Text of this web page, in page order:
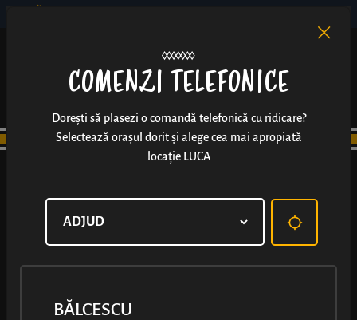
CENTRU
COMENZI TELEFONICE
Dorești să plasezi o comandă telefonică cu ridicare?
Selectează orașul dorit și alege cea mai apropiată
locație LUCA
BĂLCESCU